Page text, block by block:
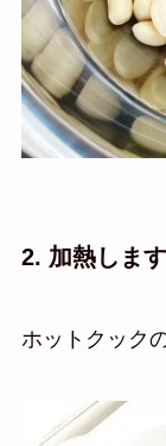
2. 加熱します
ホットクック